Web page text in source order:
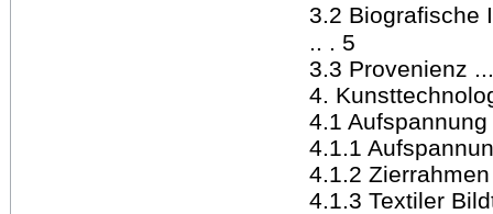
3.2 Biografische
.. . 5
3.3 Provenienz
4.
4.1
4.1.1
4.1.2
4.1.3 Textiler